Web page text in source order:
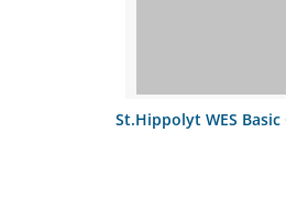
St.Hippolyt WES